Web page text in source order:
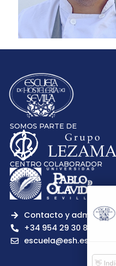
SOMOS PARTE DE
CENTRO COLABORADOR
Contacto y admisiones
+34 954 29 30 81
escuela@esh.es